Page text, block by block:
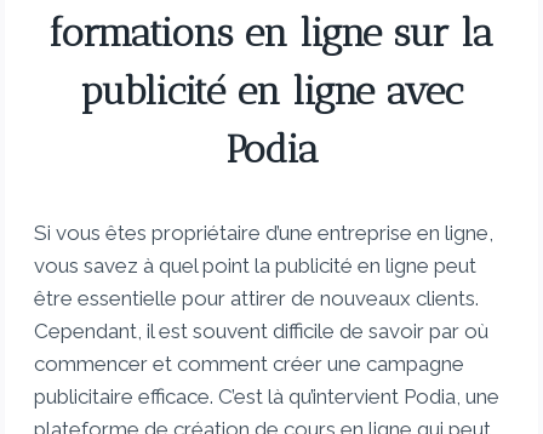
formations en ligne sur la
publicité en ligne avec
Podia
Si vous êtes propriétaire d’une entreprise en ligne,
vous savez à quel point la publicité en ligne peut
être essentielle pour attirer de nouveaux clients.
Cependant, il est souvent difficile de savoir par où
commencer et comment créer une campagne
publicitaire efficace. C’est là qu’intervient Podia, une
plateforme de création de cours en ligne qui peut